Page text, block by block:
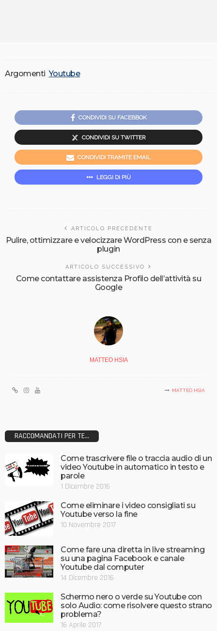
Argomenti Youtube
CONDIVIDI SU FACEBBOK
CONDIVIDI SU TWITTER
CONDIVIDI TRAMITE EMAIL
LEGGI DI PIÙ
ARTICOLO PRECEDENTE
Pulire, ottimizzare e velocizzare WordPress con e senza
plugin
ARTICOLO SUCCESSIVO
Come contattare assistenza Profilo dell’attività su
Google
MATTEO HSIA
MATTEO HSIA
RACCOMANDATI PER TE...
Come trascrivere file o traccia audio di un
video Youtube in automatico in testo e
parole
1 Dicembre 2016
Come eliminare i video consigliati su
Youtube verso la fine
10 Novembre 2017
Come fare una diretta in live streaming
su una pagina Facebook e canale
Youtube dal computer
14 Dicembre 2016
Schermo nero o verde su Youtube con
solo Audio: come risolvere questo strano
problema?
16 Aprile 2017